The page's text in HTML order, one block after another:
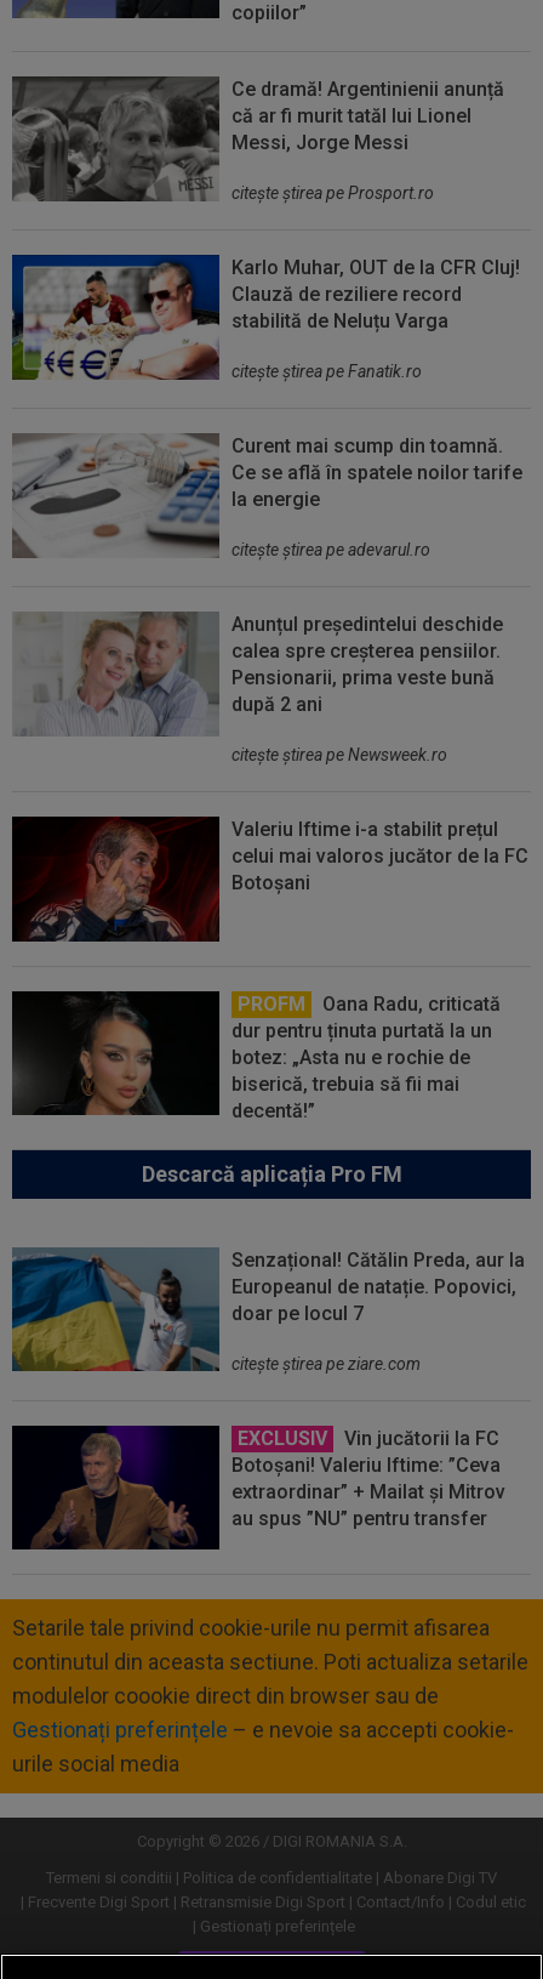
copiilor”
Ce dramă! Argentinienii anunță
că ar fi murit tatăl lui Lionel
Messi, Jorge Messi
citeşte ştirea pe Prosport.ro
Karlo Muhar, OUT de la CFR Cluj!
Clauză de reziliere record
stabilită de Neluțu Varga
citeşte ştirea pe Fanatik.ro
Curent mai scump din toamnă.
Ce se află în spatele noilor tarife
la energie
citeşte ştirea pe adevarul.ro
Anunțul președintelui deschide
calea spre creșterea pensiilor.
Pensionarii, prima veste bună
după 2 ani
citeşte ştirea pe Newsweek.ro
Valeriu Iftime i-a stabilit prețul
celui mai valoros jucător de la FC
Botoșani
PROFM
Oana Radu, criticată
dur pentru ținuta purtată la un
botez: „Asta nu e rochie de
biserică, trebuia să fii mai
decentă!”
Descarcă aplicația Pro FM
Senzațional! Cătălin Preda, aur la
Europeanul de natație. Popovici,
doar pe locul 7
citeşte ştirea pe ziare.com
EXCLUSIV
Vin jucătorii la FC
Botoșani! Valeriu Iftime: ”Ceva
extraordinar” + Mailat și Mitrov
au spus ”NU” pentru transfer
Setarile tale privind cookie-urile nu permit afisarea
continutul din aceasta sectiune. Poti actualiza setarile
modulelor coookie direct din browser sau de
Gestionați preferințele – e nevoie sa accepti cookie-
urile social media
Copyright © 2026 / DIGI ROMANIA S.A.
Termeni si conditii
Politica de confidentialitate
Abonare Digi TV
Frecvente Digi Sport
Retransmisie Digi Sport Contact/Info
Codul etic
Gestionați preferințele